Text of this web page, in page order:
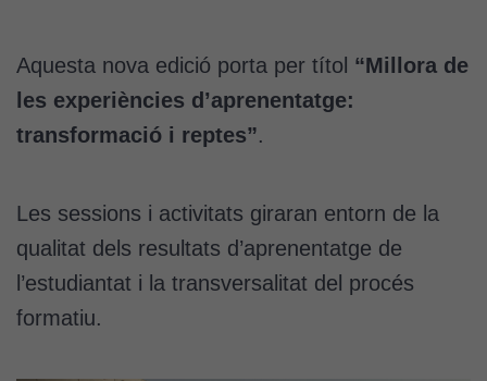
Aquesta nova edició porta per títol “Millora de
les experiències d’aprenentatge:
transformació i reptes”.
Les sessions i activitats giraran entorn de la
qualitat dels resultats d’aprenentatge de
l’estudiantat i la transversalitat del procés
formatiu.